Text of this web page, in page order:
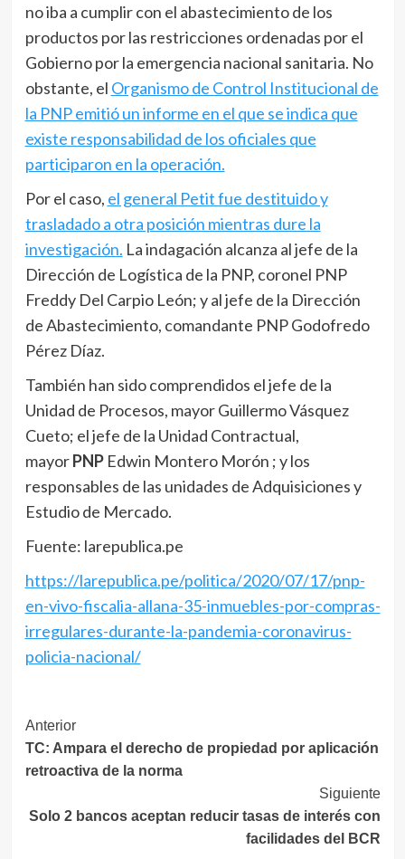
no iba a cumplir con el abastecimiento de los
productos por las restricciones ordenadas por el
Gobierno por la emergencia nacional sanitaria. No
obstante, el Organismo de Control Institucional de
la PNP emitió un informe en el que se indica que
existe responsabilidad de los oficiales que
participaron en la operación.
Por el caso, el general Petit fue destituido y
trasladado a otra posición mientras dure la
investigación. La indagación alcanza al jefe de la
Dirección de Logística de la PNP, coronel PNP
Freddy Del Carpio León; y al jefe de la Dirección
de Abastecimiento, comandante PNP Godofredo
Pérez Díaz.
También han sido comprendidos el jefe de la
Unidad de Procesos, mayor Guillermo Vásquez
Cueto; el jefe de la Unidad Contractual,
mayorPNP Edwin Montero Morón ; y los
responsables de las unidades de Adquisiciones y
Estudio de Mercado.
Fuente: larepublica.pe
https://larepublica.pe/politica/2020/07/17/pnp-
en-vivo-fiscalia-allana-35-inmuebles-por-compras-
irregulares-durante-la-pandemia-coronavirus-
policia-nacional/
Navegación
de
Anterior
TC: Ampara el derecho de propiedad por aplicación
retroactiva de la norma
Siguiente
Solo 2 bancos aceptan reducir tasas de interés con
facilidades del BCR